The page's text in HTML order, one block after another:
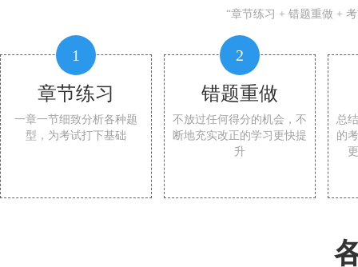
“章节练习 + 错题重做 +
1
章节练习
一章一节细致分析各种题
型，为考试打下基础
2
错题重做
不放过任何得分的机会，不
断地充实改正的学习更快提
升
总
的